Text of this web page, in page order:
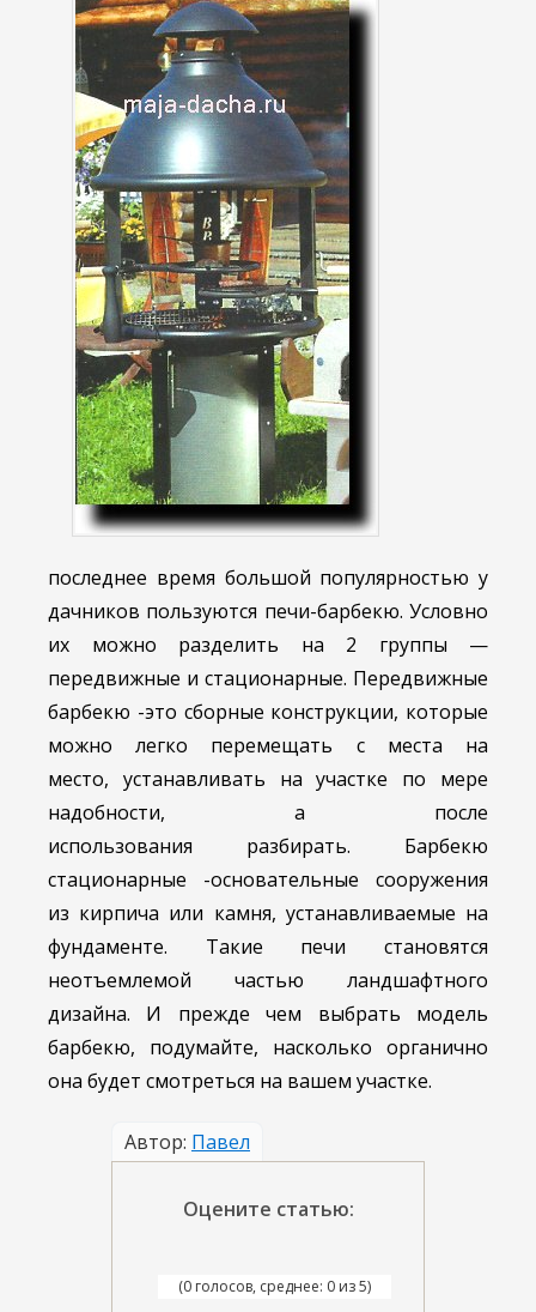
последнее время большой популярностью у
дачников пользуются печи-барбекю. Условно
их можно разделить на 2 группы —
передвижные и стационарные. Передвижные
барбекю -это сборные конструкции, которые
можно легко перемещать с места на
место, устанавливать на участке по мере
надобности, а после
использования разбирать. Барбекю
стационарные -основательные сооружения
из кирпича или камня, устанавливаемые на
фундаменте. Такие печи становятся
неотъемлемой частью ландшафтного
дизайна. И прежде чем выбрать модель
барбекю, подумайте, насколько органично
она будет смотреться на вашем участке.
Автор: Павел
Оцените статью:
(0 голосов, среднее: 0 из 5)